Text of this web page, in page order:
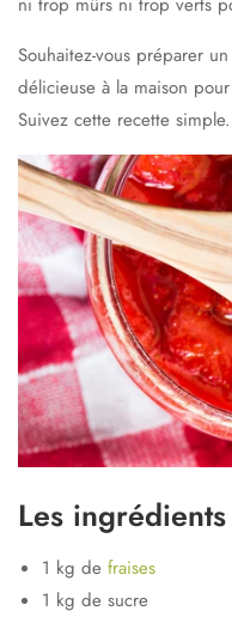
Souhaitez-vous préparer
délicieuse à la maison
Suivez cette recette simple.
Les ingrédients
1 kg de fraises
1 kg de sucre